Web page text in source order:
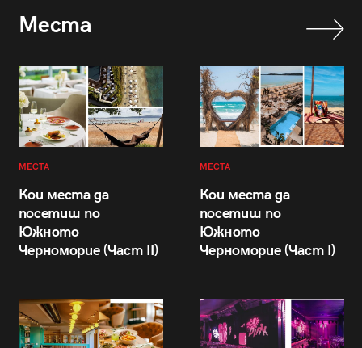
Места
МЕСТА
Кои места да
посетиш по
Южното
Черноморие (Част II)
МЕСТА
Кои места да
посетиш по
Южното
Черноморие (Част I)